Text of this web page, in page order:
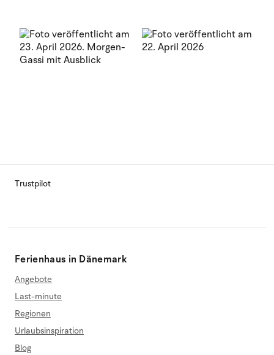
Trustpilot
Ferienhaus in Dänemark
Angebote
Last-minute
Regionen
Urlaubsinspiration
Blog